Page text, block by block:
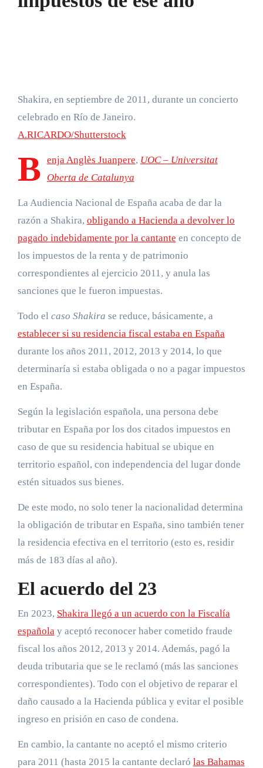
Shakira, en septiembre de 2011, durante un concierto
celebrado en Río de Janeiro.
A.RICARDO/Shutterstock
B enja Anglès Juanpere, UOC – Universitat
Oberta de Catalunya
La Audiencia Nacional de España acaba de dar la
razón a Shakira, obligando a Hacienda a devolver lo
pagado indebidamente por la cantante en concepto de
los impuestos de la renta y de patrimonio
correspondientes al ejercicio 2011, y anula las
sanciones que le fueron impuestas.
Todo el caso Shakira se reduce, básicamente, a
establecer si su residencia fiscal estaba en España
durante los años 2011, 2012, 2013 y 2014, lo que
determinaría si estaba obligada o no a pagar impuestos
en España.
Según la legislación española, una persona debe
tributar en España por los dos citados impuestos en
caso de que su residencia habitual se ubique en
territorio español, con independencia del lugar donde
estén situados sus bienes.
De este modo, no solo tener la nacionalidad determina
la obligación de tributar en España, sino también tener
la residencia efectiva en el territorio (esto es, residir
más de 183 días al año).
El acuerdo del 23
En 2023, Shakira llegó a un acuerdo con la Fiscalía
española y aceptó reconocer haber cometido fraude
fiscal los años 2012, 2013 y 2014. Además, pagó la
deuda tributaria que se le reclamó (más las sanciones
correspondientes). Todo con el objetivo de reparar el
daño causado a la Hacienda pública y evitar el posible
ingreso en prisión en caso de condena.
En cambio, la cantante no aceptó el mismo criterio
para 2011 (hasta 2015 la cantante declaró las Bahamas